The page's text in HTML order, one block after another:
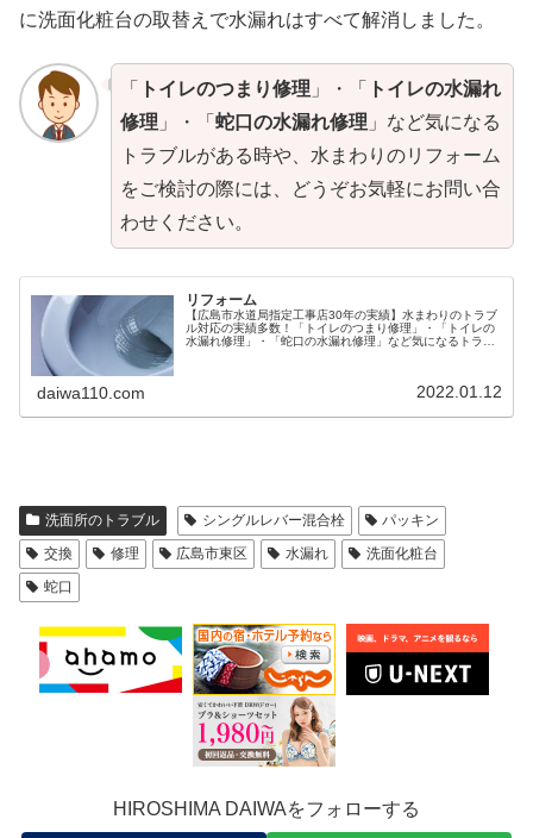
に洗面化粧台の取替えで水漏れはすべて解消しました。
「 トイレのつまり修理 」・「
トイレの水漏れ
修理 」・「 蛇口の水漏れ修理 」など気になる
トラブルがある時や、水まわりのリフォーム
をご検討の際には、どうぞお気軽にお問い合
わせください。
リフォーム
【広島市水道局指定工事店30年の実績】水まわりのトラブ
ル対応の実績多数！「トイレのつまり修理」・「トイレの
水漏れ修理」・「蛇口の水漏れ修理」など気になるトラブ
daiwa110.com 2022.01.12
洗面所のトラブル シングルレバー混合栓
パッキン
交換
修理 広島市東区 水漏れ
洗面化粧台
蛇口
HIROSHIMA DAIWAをフォローする